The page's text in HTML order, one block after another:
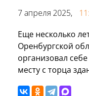
7 апреля 2025,
Еще несколько
Оренбургской
организовал
месту с торца